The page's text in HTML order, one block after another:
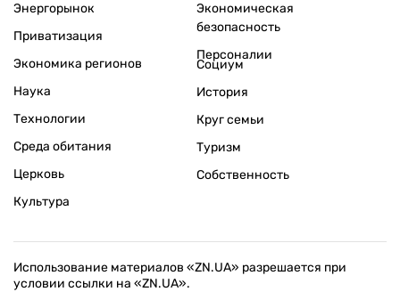
Энергорынок
Приватизация
Экономика регионов
Экономическая
безопасность
Персоналии
Наука
Технологии
Среда обитания
Церковь
Культура
Социум
История
Круг семьи
Туризм
Собственность
Использование материалов «ZN.UA» разрешается при
условии ссылки на «ZN.UA».